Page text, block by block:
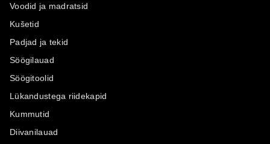
Voodid ja madratsid
Kušetid
Padjad ja tekid
Söögilauad
Söögitoolid
Lükandustega riidekapid
Kummutid
Diivanilauad